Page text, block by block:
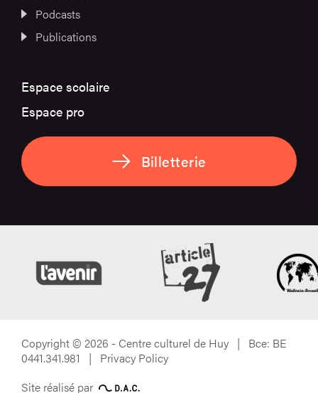
Podcasts
Publications
Espace scolaire
Espace pro
Billetterie
Copyright © 2026 - Centre culturel de Huy | Bce: BE
0441.341.981 | Privacy Policy
Site réalisé par